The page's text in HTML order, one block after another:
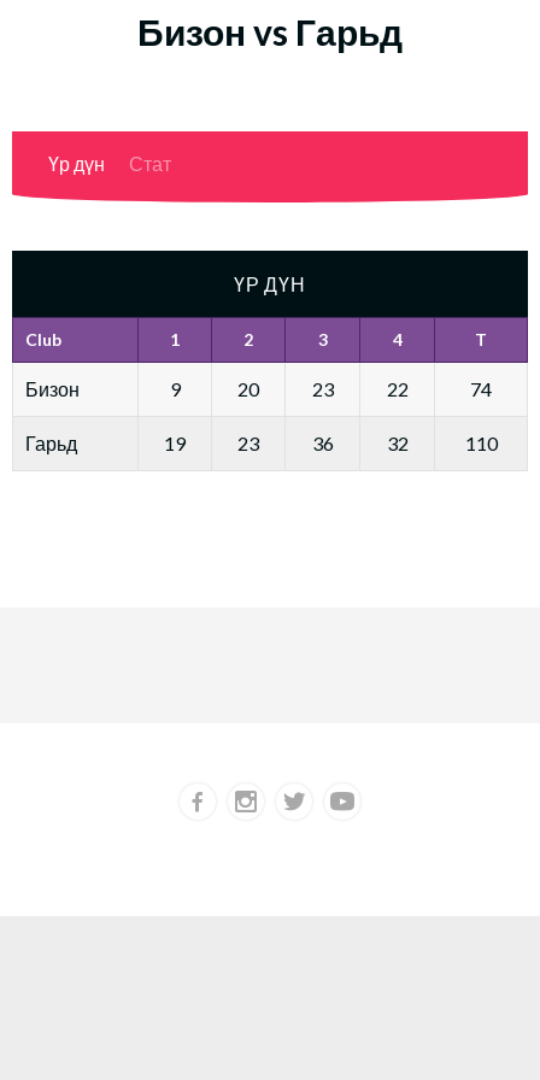
Бизон vs Гарьд
Үр дүн Стат
ҮР ДҮН
Club 1 2 3 4 T
Бизон 9 20 23 22 74
Гарьд 19 23 36 32 110